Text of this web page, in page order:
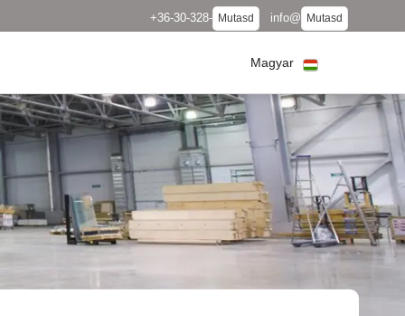
+36-30-328- Mutasd info@ Mutasd
Magyar